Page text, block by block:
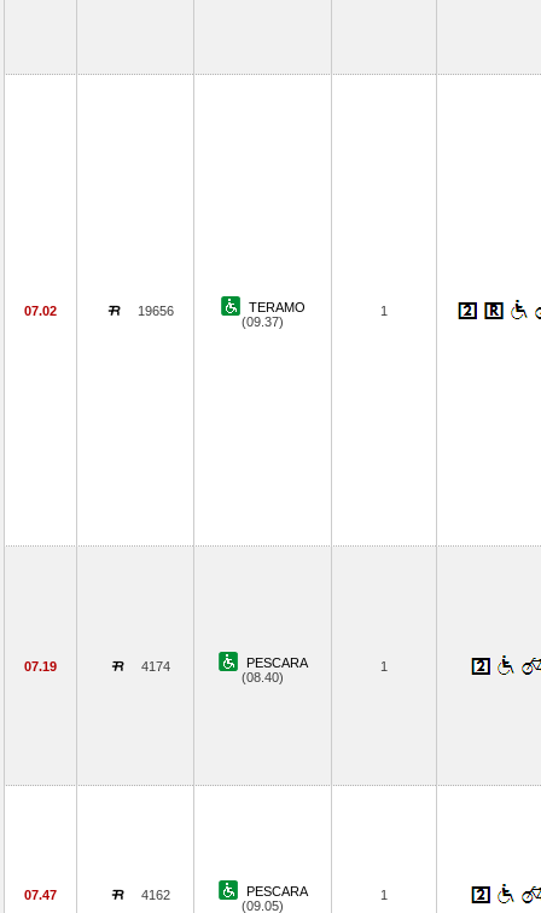
07.02 19656
TERAMO
(09.37)
1
07.19 4174
PESCARA
(08.40)
1
07.47 4162
PESCARA
(09.05)
1